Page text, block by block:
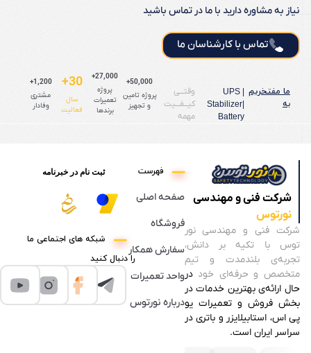
نیاز به مشاوره دارید با ما در تماس باشید
تماس با کارشناسان ما
ما مفتخریم
به
UPS |
Stabilizer|
Battery
وقتـــی
کیـــفـــیت
مهمه
50,000+
پروژه تامین
و تجهیز
27,000+
پروژه
تعمیرات
برندها
30+
سال
فعالیت
1,200+
مشتری
وفادار
شرکت فنی و مهندسی
نورتوس
شرکت فنی و مهندسی نور
توس با تکیه بر دانش،
تجربه‌ی بلندمدت و تیم
متخصص و حرفه‌ای خود در
حال ارائه‌ی بهترین خدمات در
بخش فروش و تعمیرات یو
پی اس، استابیلایزر و باتری در
سراسر ایران است.
فهرست
صفحه اصلی
فروشگاه
سفارش همکار
واحد تعمیرات
درباره نورتوس
ثبت نام در خبرنامه
شبکه های اجتماعی ما
را دنبال کنید